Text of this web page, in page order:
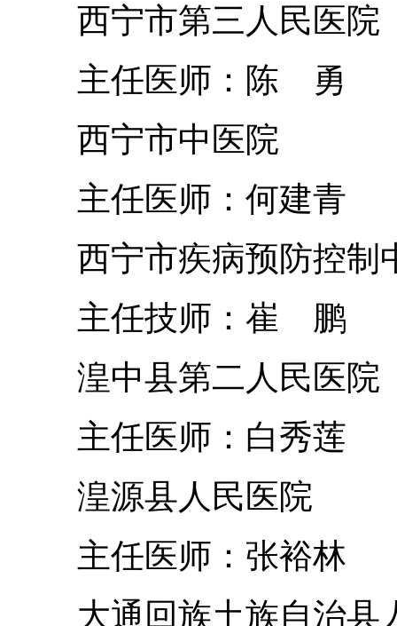
西宁市第三人民医院
主任医师：陈 勇
西宁市中医院
主任医师：何建青
西宁市疾病预防控制
主任技师：崔 鹏
湟中县第二人民医院
主任医师：白秀莲
湟源县人民医院
主任医师：张裕林
大通回族土族自治县